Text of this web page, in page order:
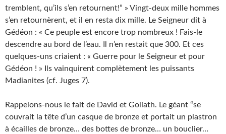
tremblent, qu’ils s’en retournent!” » Vingt-deux mille hommes
s’en retournèrent, et il en resta dix mille. Le Seigneur dit à
Gédéon : « Ce peuple est encore trop nombreux ! Fais-le
descendre au bord de l’eau. Il n’en restait que 300. Et ces
quelques-uns criaient : « Guerre pour le Seigneur et pour
Gédéon ! » Ils vainquirent complètement les puissants
Madianites (cf. Juges 7).
Rappelons-nous le fait de David et Goliath. Le géant “se
couvrait la tête d’un casque de bronze et portait un plastron
à écailles de bronze… des bottes de bronze… un bouclier…